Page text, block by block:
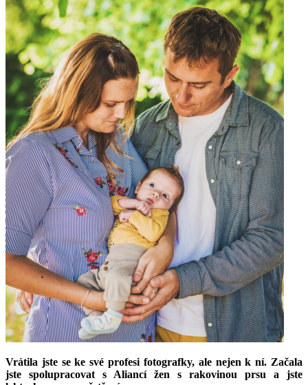
Vrátila jste se ke své profesi fotografky, ale nejen k ní. Začala
jste spolupracovat s Aliancí žen s rakovinou prsu a jste